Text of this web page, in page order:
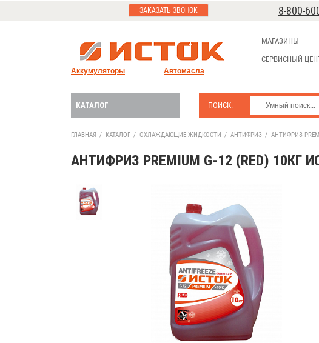
ЗАКАЗАТЬ ЗВОНОК 8-800-
Аккумуляторы Автомасла
МАГАЗИНЫ
СЕРВИСНЫЙ
ПОИСК:
КАТАЛОГ
ГЛАВНАЯ / КАТАЛОГ / ОХЛАЖДАЮЩИЕ ЖИДКОСТИ / АНТИФРИЗ / АНТИФРИЗ
АНТИФРИЗ PREMIUM G-12 (RED) 10КГ